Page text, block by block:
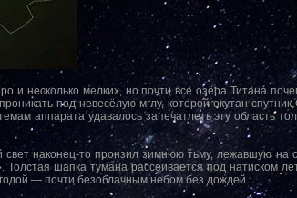
и несколько мелких, но почти все озёра Титана
под невесёлую мглу, которой окутан
аппарата удавалось запечатлеть эту область
наконец-то пронзил зимнюю тьму, лежавшую на
Толстая шапка тумана рассеивается под натиском
— почти безоблачным небом без дождей.